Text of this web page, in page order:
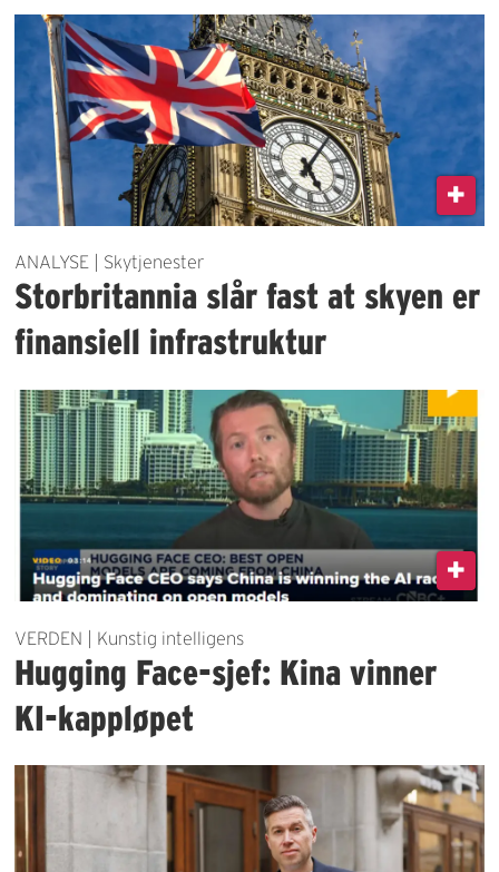
ANALYSE | Skytjenester
Storbritannia slår fast at skyen er
finansiell infrastruktur
VERDEN | Kunstig intelligens
Hugging Face-sjef: Kina vinner
KI-kappløpet